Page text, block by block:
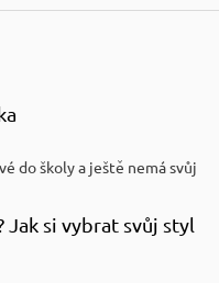
do školy a ještě nemá svůj
si vybrat svůj styl